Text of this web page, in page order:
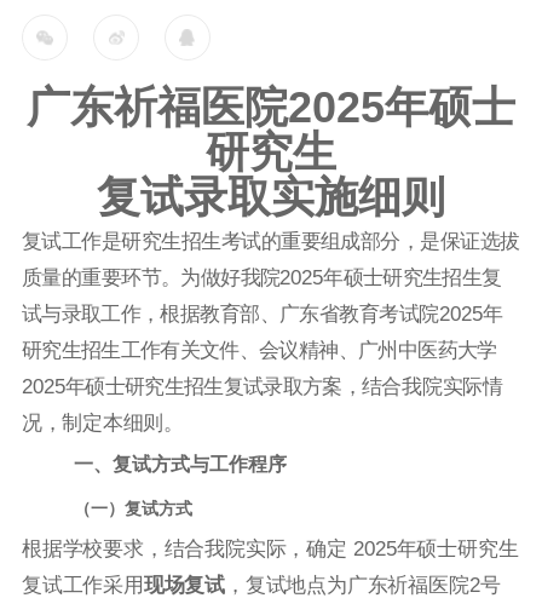
广东祈福医院2025年硕士
研究生
复试录取实施细则
复试工作是研究生招生考试的重要组成部分，是保证选拔
质量的重要环节。为做好我院2025年硕士研究生招生复
试与录取工作，根据教育部、广东省教育考试院2025年
研究生招生工作有关文件、会议精神、广州中医药大学
2025年硕士研究生招生复试录取方案，结合我院实际情
况，制定本细则。
一、复试方式与工作程序
（一）复试方式
根据学校要求， 结合我院实际，确定 2025年硕士研究生
复试工作采用现场复试 ，复试地点为广东祈福医院2号